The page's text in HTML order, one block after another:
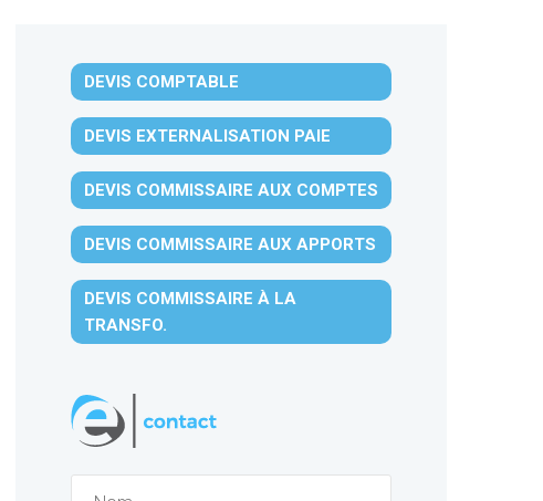
DEVIS COMPTABLE
DEVIS EXTERNALISATION PAIE
DEVIS COMMISSAIRE AUX COMPTES
DEVIS COMMISSAIRE AUX APPORTS
DEVIS COMMISSAIRE À LA
TRANSFO.